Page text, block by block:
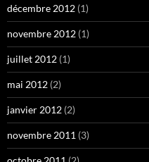
décembre 2012 (1)
novembre 2012 (1)
juillet 2012 (1)
mai 2012 (2)
janvier 2012 (2)
novembre 2011 (3)